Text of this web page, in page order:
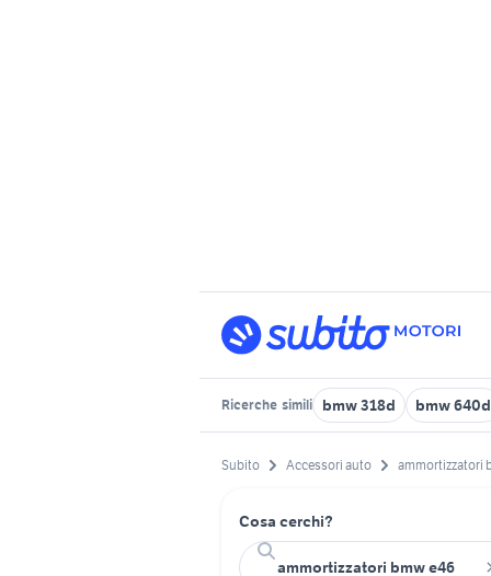
Ricerche simili bmw 318d bmw 640d
Subito Accessori auto ammortizzatori
Cosa cerchi?